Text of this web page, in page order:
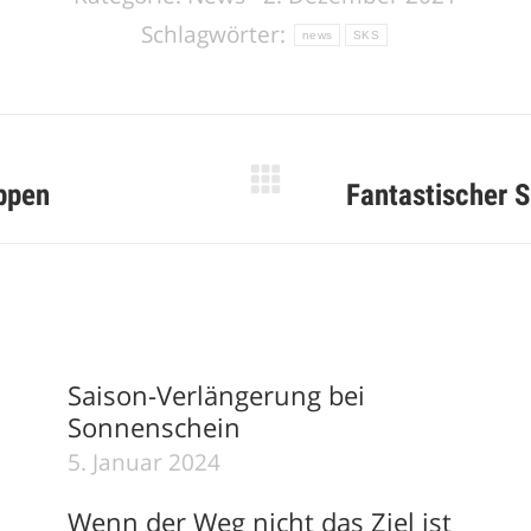
Schlagwörter:
news SKS
Nächster
Fantastischer
Saison-Verlängerung bei
Sonnenschein
5. Januar 2024
Wenn der Weg nicht das Ziel ist